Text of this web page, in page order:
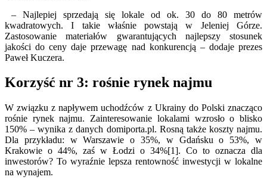
– Najlepiej sprzedają się lokale od ok. 30 do 80 metrów
kwadratowych. I takie właśnie powstają w Jeleniej Górze.
Zastosowanie materiałów gwarantujących najlepszy stosunek
jakości do ceny daje przewagę nad konkurencją – dodaje prezes
Paweł Kuczera.
Korzyść nr 3: rośnie rynek najmu
W związku z napływem uchodźców z Ukrainy do Polski znacząco
rośnie rynek najmu. Zainteresowanie lokalami wzrosło o blisko
150% – wynika z danych domiporta.pl. Rosną także koszty najmu.
Dla przykładu: w Warszawie o 35%, w Gdańsku o 53%, w
Krakowie o 44%, zaś w Łodzi o 34%[1]. Co to oznacza dla
inwestorów? To wyraźnie lepsza rentowność inwestycji w lokalne
na wynajem.